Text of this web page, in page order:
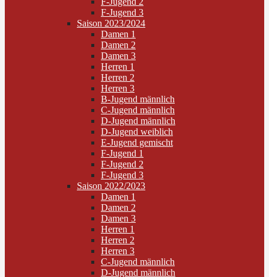
F-Jugend 3
Saison 2023/2024
Damen 1
Damen 2
Damen 3
Herren 1
Herren 2
Herren 3
B-Jugend männlich
C-Jugend männlich
D-Jugend männlich
D-Jugend weiblich
E-Jugend gemischt
F-Jugend 1
F-Jugend 2
F-Jugend 3
Saison 2022/2023
Damen 1
Damen 2
Damen 3
Herren 1
Herren 2
Herren 3
C-Jugend männlich
D-Jugend männlich